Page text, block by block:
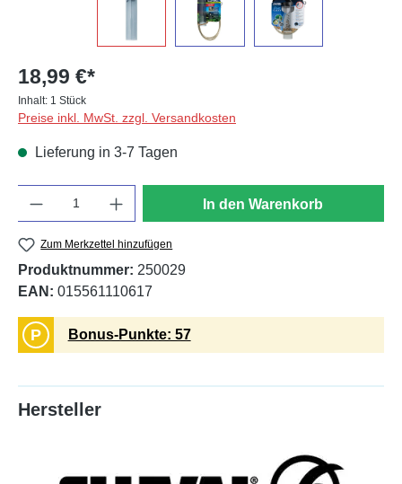
18,99 €*
Inhalt: 1 Stück
Preise inkl. MwSt. zzgl. Versandkosten
Lieferung in 3-7 Tagen
In den Warenkorb
Zum Merkzettel hinzufügen
Produktnummer: 250029
EAN: 015561110617
P Bonus-Punkte: 57
Hersteller